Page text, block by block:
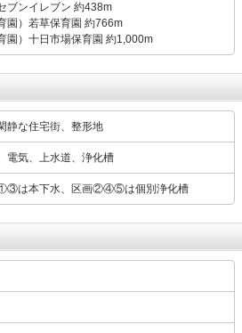
ブンイレブン 約438m
園）若草保育園 約766m
園）十日市場保育園 約1,000m
静な住宅街、整形地
電気、上水道、浄化槽
は本下水、区画②④⑤は個別浄化槽